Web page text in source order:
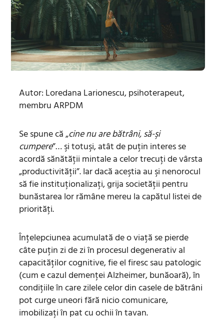
Autor: Loredana Larionescu, psihoterapeut,
membru ARPDM
Se spune că „cine nu are bătrâni, să-şi
cumpere”… şi totuşi, atât de puţin interes se
acordă sănătăţii mintale a celor trecuţi de vârsta
„productivităţii”. Iar dacă aceştia au şi nenorocul
să fie instituţionalizaţi, grija societăţii pentru
bunăstarea lor rămâne mereu la capătul listei de
priorităţi.
Înţelepciunea acumulată de o viaţă se pierde
câte puţin zi de zi în procesul degenerativ al
capacităţilor cognitive, fie el firesc sau patologic
(cum e cazul demenţei Alzheimer, bunăoară), în
condiţiile în care zilele celor din casele de bătrâni
pot curge uneori fără nicio comunicare,
imobilizaţi în pat cu ochii în tavan.